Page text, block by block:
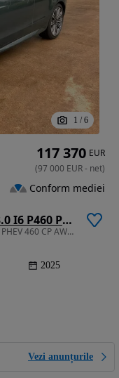
1 / 6
Land Rover Range Rover Sport 3.0 I6 P460 PHEV Dynamic HSE
2996 cm3 • 460 CP • Range Rover Sport 3.0 I6 PHEV 460 CP AWD Auto Dynamic HSE
2025
Vezi anunțurile
117 370 EUR
(97 000 EUR- net)
Conform mediei